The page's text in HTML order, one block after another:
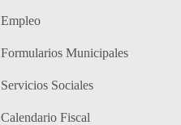
Empleo
Formularios Municipales
Servicios Sociales
Calendario Fiscal